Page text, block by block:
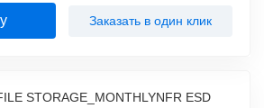
Заказать в один клик
STORAGE_MONTHLYNFR ESD